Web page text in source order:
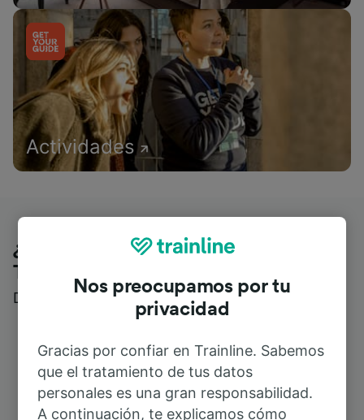
Actividades
¿Qué piensan nuestros clientes de
Trainline?
Descubre reseñas reales de nuestros viajeros
Nos preocupamos por tu
privacidad
Gracias por confiar en Trainline. Sabemos
que el tratamiento de tus datos
personales es una gran responsabilidad.
A continuación, te explicamos cómo